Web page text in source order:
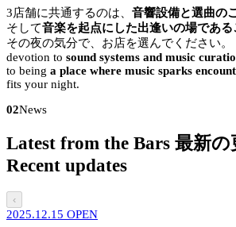
3店舗に共通するのは、 音響設備と選曲の
そして音楽を起点にした出逢いの場である
その夜の気分で、お店を選んでください。
devotion to sound systems and music
to being a place where music sparks
fits your night.
02News
Latest from the Bars 最新の
Recent updates
‹
2025.12.15 OPEN